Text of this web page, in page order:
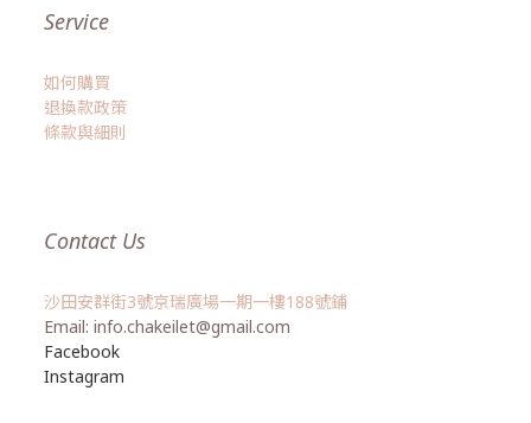
Service
如何購買
退換款政策
條款與細則
Contact Us
沙田安群街3號京瑞廣場一期一樓188號鋪
Email: info.chakeilet@gmail.com
Facebook
Instagram